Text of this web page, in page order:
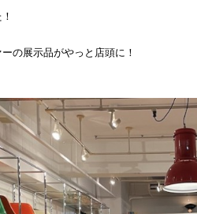
の展示品がやっと店頭に！